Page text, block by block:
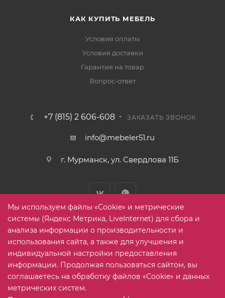
КАК КУПИТЬ МЕБЕЛЬ
Условия оплаты
Условия доставки
Гарантия на товар
Вопрос-ответ
+7 (815) 2 606-608 ЗАКАЗАТЬ ЗВОНОК
info@mebeler51.ru
г. Мурманск, ул. Свердлова 11Б
2005-2026 © mebelier51.ru - модный интернет-магазин не
дорогой корпусной мебели. Все права защищены.
Мы используем файлы «Cookie» и метрические
системы (Яндекс Метрика, LiveInternet) для сбора и
анализа информации о производительности и
использования сайта, а также для улучшения и
индивидуальной настройки предоставления
информации. Продолжая пользоваться сайтом, вы
соглашаетесь на обработку файлов «Cookie» и данных
метрических систем.